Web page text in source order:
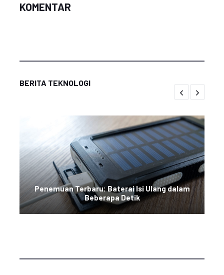
KOMENTAR
BERITA TEKNOLOGI
Penemuan Terbaru: Baterai Isi Ulang dalam
Beberapa Detik